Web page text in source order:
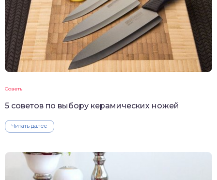
Советы
5 советов по выбору керамических ножей
Читать далее